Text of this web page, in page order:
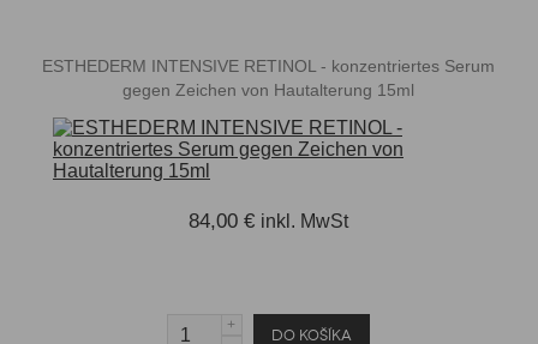
ESTHEDERM INTENSIVE RETINOL - konzentriertes Serum
gegen Zeichen von Hautalterung 15ml
84,00 € inkl. MwSt